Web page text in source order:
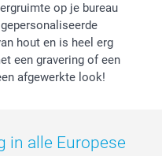
op je bureau
hout en is heel erg
een gravering of een
afgewerkte look!
in alle Europese